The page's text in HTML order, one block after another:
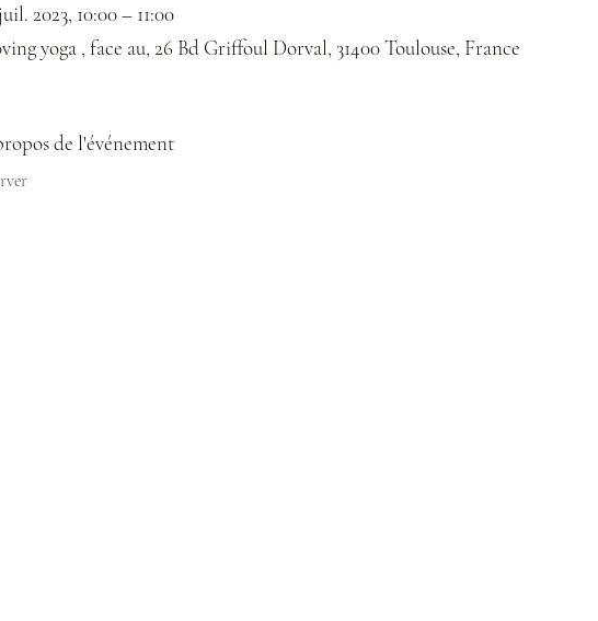
2023, 10:00 – 11:00
yoga , face au, 26 Bd Griffoul Dorval, 31400 Toulouse, France
de l'événement